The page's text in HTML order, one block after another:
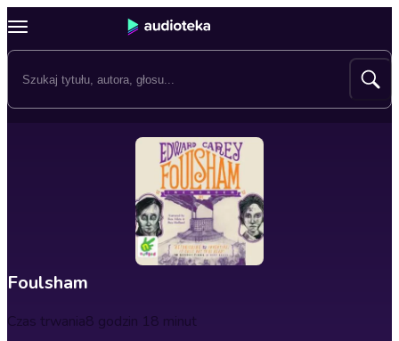
Foulsham
Czas trwania8 godzin 18 minut